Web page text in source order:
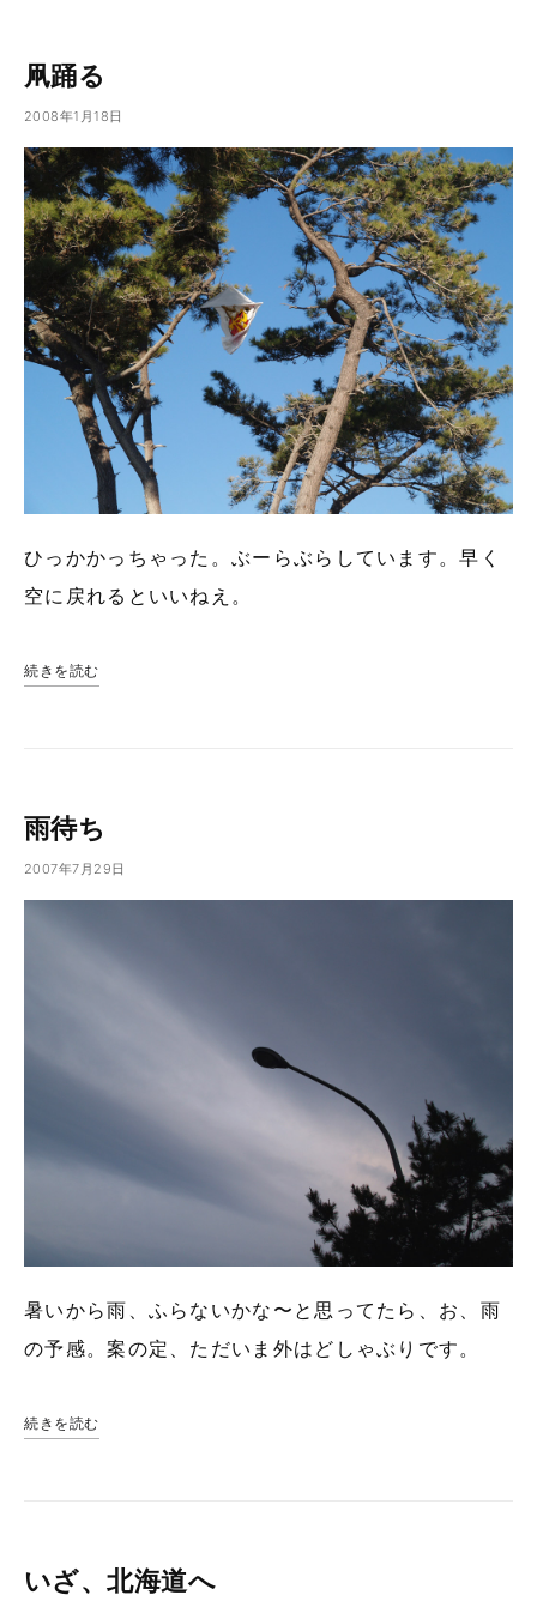
凧踊る
2008年1月18日
ひっかかっちゃった。ぶーらぶらしています。早く
空に戻れるといいねえ。
続きを読む
雨待ち
2007年7月29日
暑いから雨、ふらないかな〜と思ってたら、お、雨
の予感。案の定、ただいま外はどしゃぶりです。
続きを読む
いざ、北海道へ